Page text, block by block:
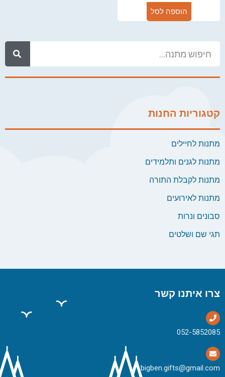
קטגוריות החנות
מתנות לחיילים
מתנות לגנים ותלמידים
מתנות לקבלת התורה
מתנות לאירועים
סבונים ונרות
תגי שם ושלטים
הוספה לסל
צרו איתנו קשר
bigben.gifts@gmail.com